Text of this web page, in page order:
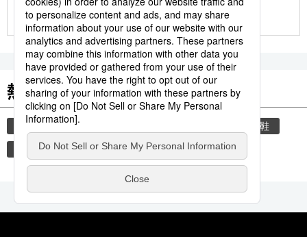
更多
熱門關鍵詞
教育 禮儀 脫鞋
歷史 漫畫 動漫